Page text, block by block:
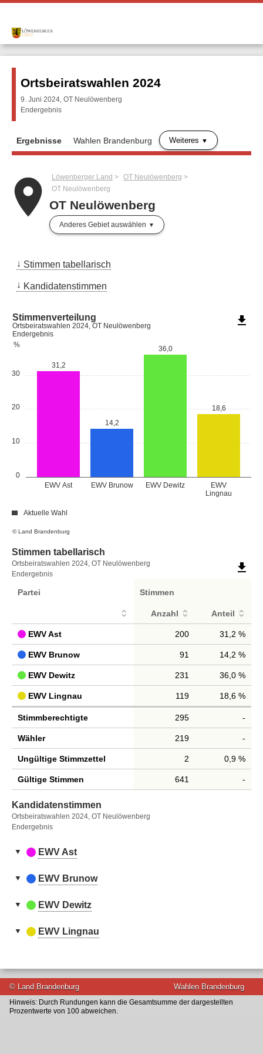
Ortsbeiratswahlen 2024
9. Juni 2024, OT Neulöwenberg
Endergebnis
Ergebnisse Wahlen Brandenburg Weiteres
placeLöwenberger Land
OT Neulöwenberg
OT Neulöwenberg
OT Neulöwenberg
Anderes Gebiet auswählen
Stimmen tabellarisch
Kandidatenstimmen
0
10
20
30
%
EWV Ast EWV Brunow EWV Dewitz
EWV
Lingnau
31,2
14,2
36,0
18,6
© Land Brandenburg
Stimmenverteilung
Ortsbeiratswahlen 2024, OT Neulöwenberg
Endergebnis
Aktuelle Wahl
file_download
Stimmen tabellarisch
Stimmen
tabellarisch
Ortsbeiratswahlen 2024, OT Neulöwenberg
Endergebnis
file_download
Partei Stimmen
Anzahl Anteil
EWV Ast 200 31,2 %
EWV Brunow 91 14,2 %
EWV Dewitz 231 36,0 %
EWV Lingnau 119 18,6 %
Stimmberechtigte 295 -
Wähler 219 -
Ungültige Stimmzettel 2 0,9 %
Gültige Stimmen 641 -
Kandidatenstimmen
Ortsbeiratswahlen 2024, OT Neulöwenberg
Endergebnis
EWV Ast
EWV Brunow
EWV Dewitz
nach oben
EWV Lingnau
1 Lingnau, Dajana 119
nach oben
© Land Brandenburg Wahlen Brandenburg
Hinweis: Durch Rundungen kann die Gesamtsumme der dargestellten
Prozentwerte von 100 abweichen.